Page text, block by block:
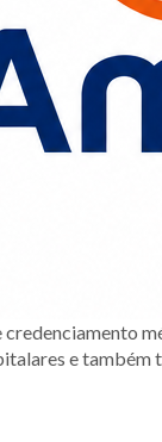
credenciamento
e